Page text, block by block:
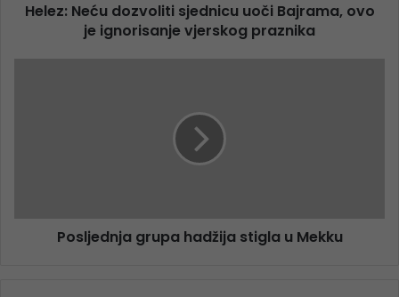
Helez: Neću dozvoliti sjednicu uoči Bajrama, ovo
je ignorisanje vjerskog praznika
Posljednja grupa hadžija stigla u Mekku